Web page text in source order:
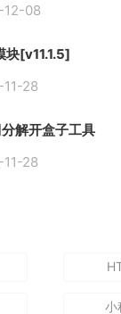
12-08
块[v11.1.5]
28
解开盒子工具
28
小